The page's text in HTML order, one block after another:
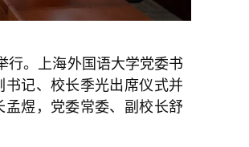
行。上海外国语大学党委书
记、校长季光出席仪式并
煜，党委常委、副校长舒